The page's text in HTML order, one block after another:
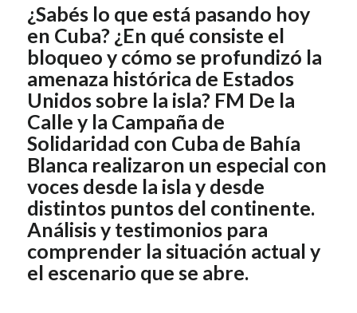
¿Sabés lo que está pasando hoy
en Cuba? ¿En qué consiste el
bloqueo y cómo se profundizó la
amenaza histórica de Estados
Unidos sobre la isla? FM De la
Calle y la Campaña de
Solidaridad con Cuba de Bahía
Blanca realizaron un especial con
voces desde la isla y desde
distintos puntos del continente.
Análisis y testimonios para
comprender la situación actual y
el escenario que se abre.